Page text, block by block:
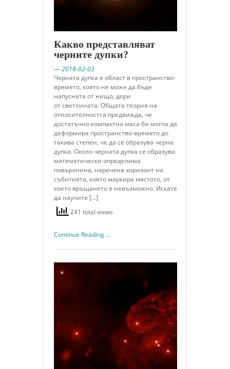
Какво представляват
черните дупки?
— 2018-02-03
Черната дупка е област в пространство-
времето, която не може да бъде
напусната от нищо, дори
от светлината. Общата теория на
относителността предвижда, че
достатъчно компактна маса би могла да
деформира пространство-времето до
такава степен, че да се образува черна
дупка. Около черната дупка се образува
математически определима
повърхнина, наречена хоризонт на
събитията, която маркира мястото, от
което връщането е невъзможно. Искате
да научите […]
241 total views
Continue Reading ...